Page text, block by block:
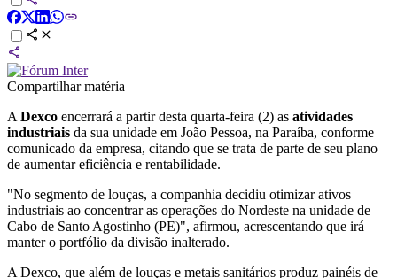
Compartilhar matéria
A Dexco encerrará a partir desta quarta-feira (2) as atividades
industriais da sua unidade em João Pessoa, na Paraíba, conforme
comunicado da empresa, citando que se trata de parte de seu plano
de aumentar eficiência e rentabilidade.
"No segmento de louças, a companhia decidiu otimizar ativos
industriais ao concentrar as operações do Nordeste na unidade de
Cabo de Santo Agostinho (PE)", afirmou, acrescentando que irá
manter o portfólio da divisão inalterado.
A Dexco, que além de louças e metais sanitários produz painéis de